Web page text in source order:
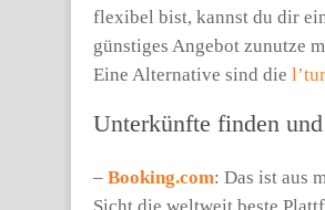
flexibel bist, kannst du dir
günstiges Angebot zunutze
Eine Alternative sind die
Unterkünfte finden
– Booking.com: Das ist aus